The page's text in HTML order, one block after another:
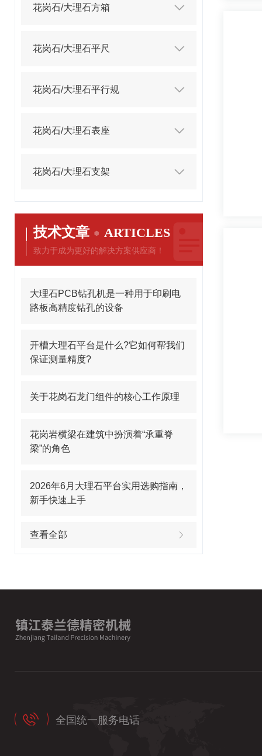
花岗石/大理石方箱
花岗石/大理石平尺
花岗石/大理石平行规
花岗石/大理石表座
花岗石/大理石支架
技术文章 ARTICLES
致力于成为更好的解决方案供应商！
大理石PCB钻孔机是一种用于印刷电
路板高精度钻孔的设备
开槽大理石平台是什么?它如何帮我们
保证测量精度?
关于花岗石龙门组件的核心工作原理
花岗岩横梁在建筑中扮演着“承重脊
梁”的角色
2026年6月大理石平台实用选购指南，
新手快速上手
查看全部
全国统一服务电话